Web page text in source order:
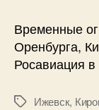
Временные
Оренбурга,
Росавиация
МеткиИжевск,